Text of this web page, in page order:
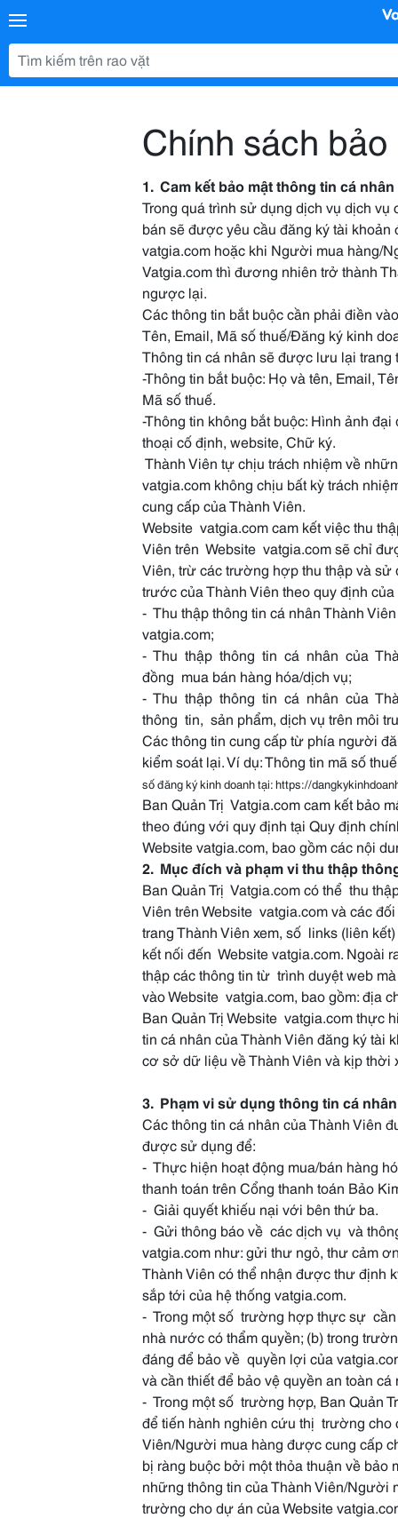
Chính sách
1. Cam kết bảo mật thông tin cá
Trong quá trình sử dụng dịch vụ dịch
bán sẽ được yêu cầu đăng ký tài
vatgia.com hoặc khi Người mua hàng/
Vatgia.com thì đương nhiên trở thành
ngược lại.
Các thông tin bắt buộc cần phải điền
Tên, Email, Mã số thuế/Đăng ký kinh
Thông tin cá nhân sẽ được lưu lại trang
-Thông tin bắt buộc: Họ và tên, Email,
Mã số thuế.
-Thông tin không bắt buộc: Hình ảnh
thoại cố định, website, Chữ ký.
Thành Viên tự chịu trách nhiệm về
vatgia.com không chịu bất kỳ trách
cung cấp của Thành Viên.
Website vatgia.com cam kết việc thu
Viên trên Website vatgia.com sẽ chỉ
Viên, trừ các trường hợp thu thập và
trước của Thành Viên theo quy định
- Thu thập thông tin cá nhân Thành
vatgia.com;
- Thu thập thông tin cá nhân của
đồng mua bán hàng hóa/dịch vụ;
- Thu thập thông tin cá nhân của
thông tin, sản phẩm, dịch vụ trên môi
Các thông tin cung cấp từ phía người
kiểm soát lại. Ví dụ: Thông tin mã số
số đăng ký kinh doanh tại: https://
Ban Quản Trị Vatgia.com cam kết bảo
theo đúng với quy định tại Quy định
Website vatgia.com, bao gồm các nội
2. Mục đích và phạm vi thu thập
Ban Quản Trị Vatgia.com có thể thu
Viên trên Website vatgia.com và các
trang Thành Viên xem, số links (liên
kết nối đến Website vatgia.com. Ngoài
thập các thông tin từ trình duyệt web
vào Website vatgia.com, bao gồm: địa
Ban Quản Trị Website vatgia.com thực
tin cá nhân của Thành Viên đăng ký tài
cơ sở dữ liệu về Thành Viên và kịp thời
3. Phạm vi sử dụng thông tin cá
Các thông tin cá nhân của Thành Viên
được sử dụng để:
- Thực hiện hoạt động mua/bán hàng
thanh toán trên Cổng thanh toán Bảo
- Giải quyết khiếu nại với bên thứ ba.
- Gửi thông báo về các dịch vụ và
vatgia.com như: gửi thư ngỏ, thư cảm
Thành Viên có thể nhận được thư định
sắp tới của hệ thống vatgia.com.
- Trong một số trường hợp thực sự cần
nhà nước có thẩm quyền; (b) trong
đáng để bảo về quyền lợi của
và cần thiết để bảo vệ quyền an toàn
- Trong một số trường hợp, Ban Quản
để tiến hành nghiên cứu thị trường
Viên/Người mua hàng được cung cấp
bị ràng buộc bởi một thỏa thuận về
những thông tin của Thành Viên/Người
trường cho dự án của Website